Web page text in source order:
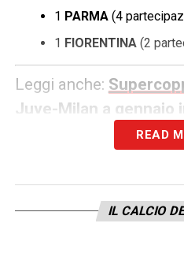
1 PARMA (4
1 FIORENTINA (2
Leggi anche:
Juve-Milan a gennaio
READ
IL CALCIO